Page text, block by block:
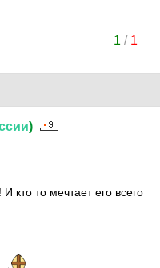
1 / 1
)
кто то мечтает его всего